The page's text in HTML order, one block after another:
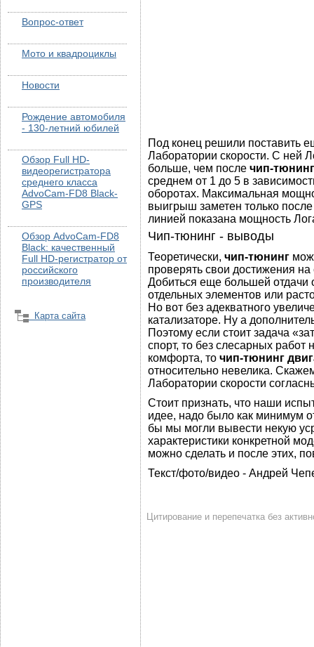
Вопрос-ответ
Мото и квадроциклы
Новости
Рождение автомобиля
- 130-летний юбилей
Обзор Full HD-
видеорегистратора
среднего класса
AdvoCam-FD8 Black-
GPS
Обзор AdvoCam-FD8
Black: качественный
Full HD-регистратор от
российского
производителя
Карта сайта
Под конец решили поставить
Лаборатории скорости. С ней
больше, чем после чип-
среднем от 1 до 5 в
оборотах. Максимальная
выигрыш заметен только
линией показана мощность
Чип-тюнинг - выводы
Теоретически, чип-тюнинг
проверять свои достижения
Добиться еще большей
отдельных элементов или
Но вот без адекватного
катализаторе. Ну а
Поэтому если стоит задача
спорт, то без слесарных работ
комфорта, то чип-тюнинг
относительно невелика.
Лаборатории скорости
Стоит признать, что наши
идее, надо было как минимум
бы мы могли вывести некую
характеристики конкретной
можно сделать и после этих,
Текст/фото/видео - Андрей
Цитирование и перепечатка без